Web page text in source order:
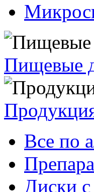
Пищевые
Все по
Диски